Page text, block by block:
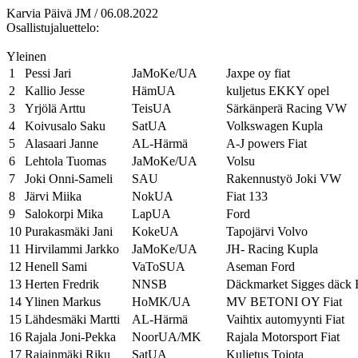
Karvia Päivä JM / 06.08.2022
Osallistujaluettelo:
Yleinen
1
Pessi Jari JaMoKe/UA
Jaxpe oy fiat
2
Kallio Jesse HämUA
kuljetus EKKY opel
3
Yrjölä Arttu TeisUA
Särkänperä Racing VW
4
Koivusalo Saku SatUA
Volkswagen Kupla
5
Alasaari Janne AL-Härmä
A-J powers Fiat
6
Lehtola Tuomas JaMoKe/UA
Volsu
7
Joki Onni-Sameli SAU
Rakennustyö Joki VW
8
Järvi Miika NokUA
Fiat 133
9
Salokorpi Mika LapUA
Ford
10 Purakasmäki Jani KokeUA
Tapojärvi Volvo
11 Hirvilammi Jarkko JaMoKe/UA
JH- Racing Kupla
12 Henell Sami VaToSUA
Aseman Ford
13 Herten Fredrik NNSB
Däckmarket Sigges däck
14 Ylinen Markus HoMK/UA
MV BETONI OY Fiat
15 Lähdesmäki Martti AL-Härmä
Vaihtix automyynti Fiat
16 Rajala Joni-Pekka NoorUA/MK
Rajala Motorsport Fiat
17 Rajainmäki Riku SatUA Kuljetus Tojota